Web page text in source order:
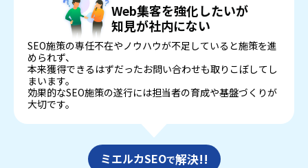
Web集客を強化したいが
知見が社内にない
SEO施策の専任不在やノウハウが不足していると施策を進
められず、
本来獲得できるはずだったお問い合わせも取りこぼしてし
まいます。
効果的なSEO施策の遂行には担当者の育成や基盤づくりが
大切です。
ミエルカSEOで解決!!